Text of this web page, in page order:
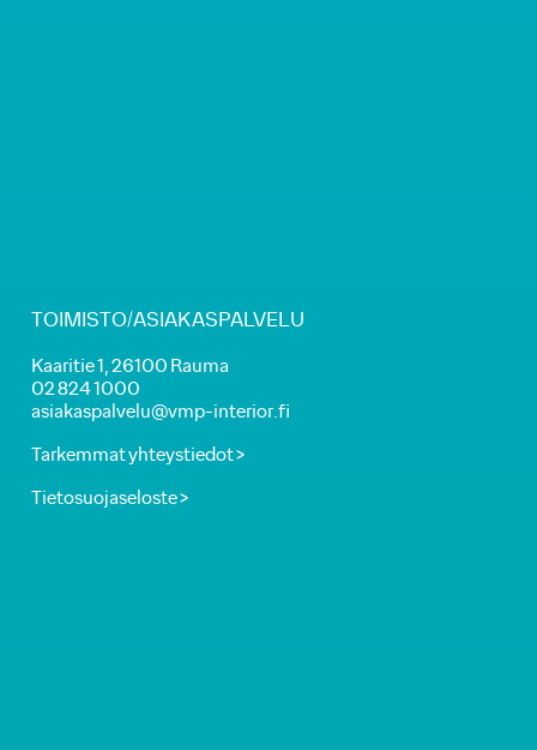
TOIMISTO/ASIAKASPALVELU
Kaaritie 1, 26100 Rauma
02 824 1000
asiakaspalvelu@vmp-interior.fi
Tarkemmat yhteystiedot >
Tietosuojaseloste >